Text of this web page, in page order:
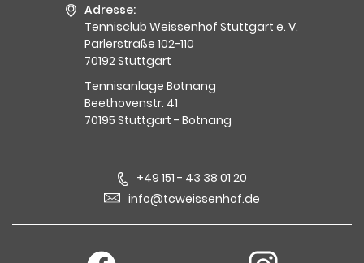
Adresse:
Tennisclub Weissenhof Stuttgart e. V.
Parlerstraße 102-110
70192 Stuttgart
Tennisanlage Botnang
Beethovenstr. 41
70195 Stuttgart - Botnang
+49 151 - 43 38 01 20
info@tcweissenhof.de